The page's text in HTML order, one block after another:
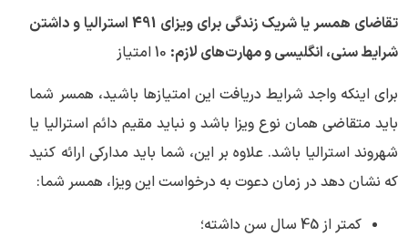
تقاضای همسر یا شریک زندگی برای ویزای 491 استرالیا و داشتن
شرایط سنی، انگلیسی و مهارت‌های لازم:
برای اینکه واجد شرایط دریافت این امتیازها باشید، همسر شما
باید متقاضی همان نوع ویزا باشد و نباید مقیم دائم استرالیا یا
شهروند استرالیا باشد. علاوه بر این، شما باید مدارکی ارائه کنید
که نشان دهد در زمان دعوت به درخواست این ویزا، همسر شما:
کمتر از 45 سال سن داشته؛